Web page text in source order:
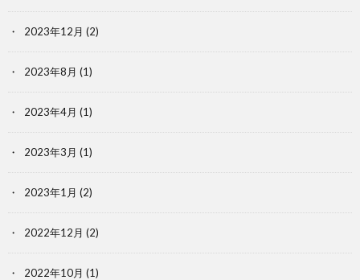
2023年12月 (2)
2023年8月 (1)
2023年4月 (1)
2023年3月 (1)
2023年1月 (2)
2022年12月 (2)
2022年10月 (1)